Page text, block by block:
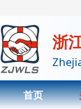
首页
浙